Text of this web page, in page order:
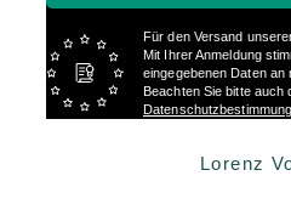
Für den Versand
Mit Ihrer Anmeldung
eingegebenen Daten an
Beachten Sie bitte auch
Lorenz